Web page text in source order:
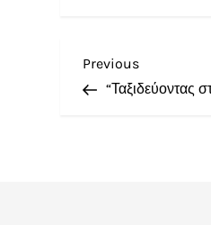
Previous
“Ταξιδεύοντας